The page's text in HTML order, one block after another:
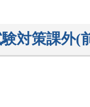
対策課外(